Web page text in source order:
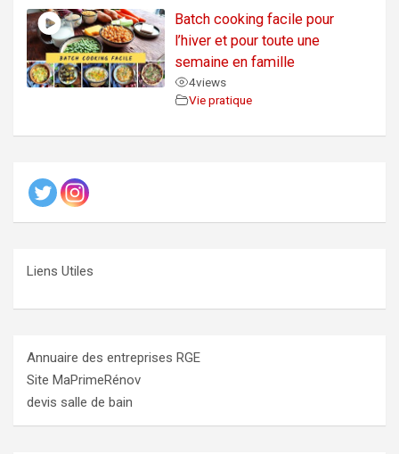
Batch cooking facile pour
l’hiver et pour toute une
semaine en famille
4views
Vie pratique
Liens Utiles
Annuaire des entreprises RGE
Site MaPrimeRénov
devis salle de bain